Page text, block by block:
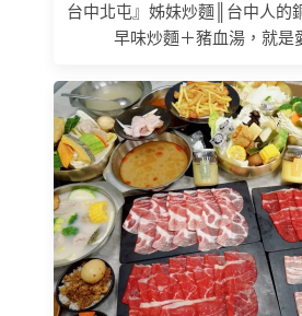
台中北屯』姊妹炒麵║台中人的
早味炒麵＋豬血湯，就是